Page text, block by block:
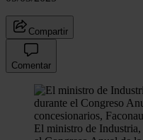
Compartir
Comentar
El ministro de